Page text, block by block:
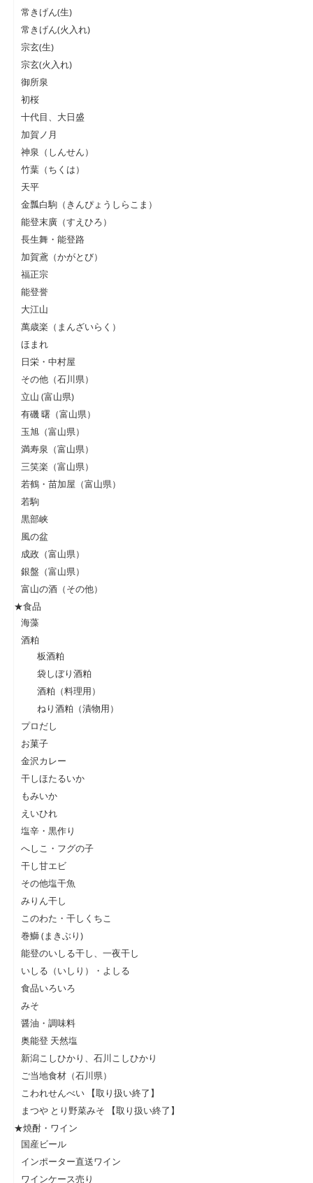
常きげん(生)
常きげん(火入れ)
宗玄(生)
宗玄(火入れ)
御所泉
初桜
十代目、大日盛
加賀ノ月
神泉（しんせん）
竹葉（ちくは）
天平
金瓢白駒（きんぴょうしらこま）
能登末廣（すえひろ）
長生舞・能登路
加賀鳶（かがとび）
福正宗
能登誉
大江山
萬歳楽（まんざいらく）
ほまれ
日栄・中村屋
その他（石川県）
立山 (富山県)
有磯 曙（富山県）
玉旭（富山県）
満寿泉（富山県）
三笑楽（富山県）
若鶴・苗加屋（富山県）
若駒
黒部峡
風の盆
成政（富山県）
銀盤（富山県）
富山の酒（その他）
★食品
海藻
酒粕
板酒粕
袋しぼり酒粕
酒粕（料理用）
ねり酒粕（漬物用）
プロだし
お菓子
金沢カレー
干しほたるいか
もみいか
えいひれ
塩辛・黒作り
へしこ・フグの子
干し甘エビ
その他塩干魚
みりん干し
このわた・干しくちこ
巻鰤 (まきぶり)
能登のいしる干し、一夜干し
いしる（いしり）・よしる
食品いろいろ
みそ
醤油・調味料
奥能登 天然塩
新潟こしひかり、石川こしひかり
ご当地食材（石川県）
こわれせんべい 【取り扱い終了】
まつや とり野菜みそ 【取り扱い終了】
★焼酎・ワイン
国産ビール
インポーター直送ワイン
ワインケース売り